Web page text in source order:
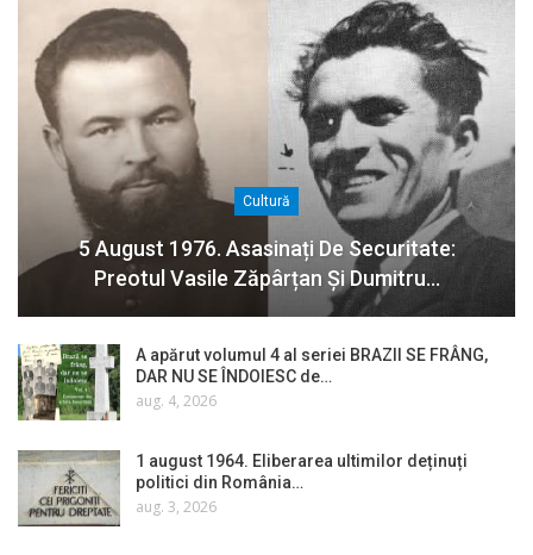
Cultură
5 August 1976. Asasinați De Securitate:
Preotul Vasile Zăpârțan Și Dumitru…
A apărut volumul 4 al seriei BRAZII SE FRÂNG,
DAR NU SE ÎNDOIESC de…
aug. 4, 2026
1 august 1964. Eliberarea ultimilor deținuți
politici din România…
aug. 3, 2026